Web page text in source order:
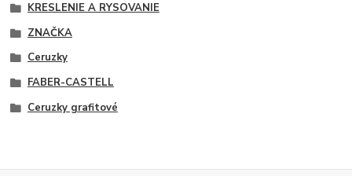
KRESLENIE A RYSOVANIE
ZNAČKA
Ceruzky
FABER-CASTELL
Ceruzky grafitové